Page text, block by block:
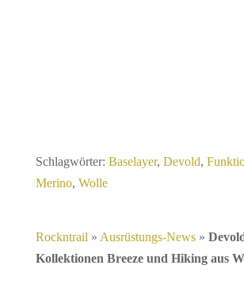
Schlagwörter: Baselayer, Devold,
Merino, Wolle
Rockntrail » Ausrüstungs-News»
Kollektionen Breeze und Hiking aus